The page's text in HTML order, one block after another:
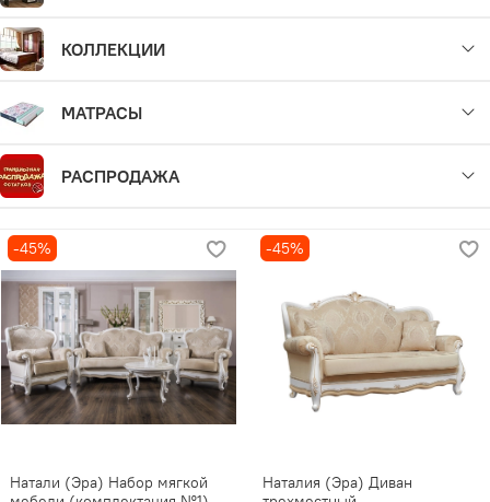
КОЛЛЕКЦИИ
МАТРАСЫ
РАСПРОДАЖА
-45%
Натали (Эра) Набор мягкой
-45%
Наталия (Эра) Диван